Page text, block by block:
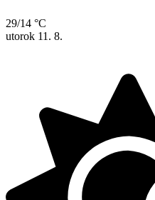
29/14 °C
utorok 11. 8.